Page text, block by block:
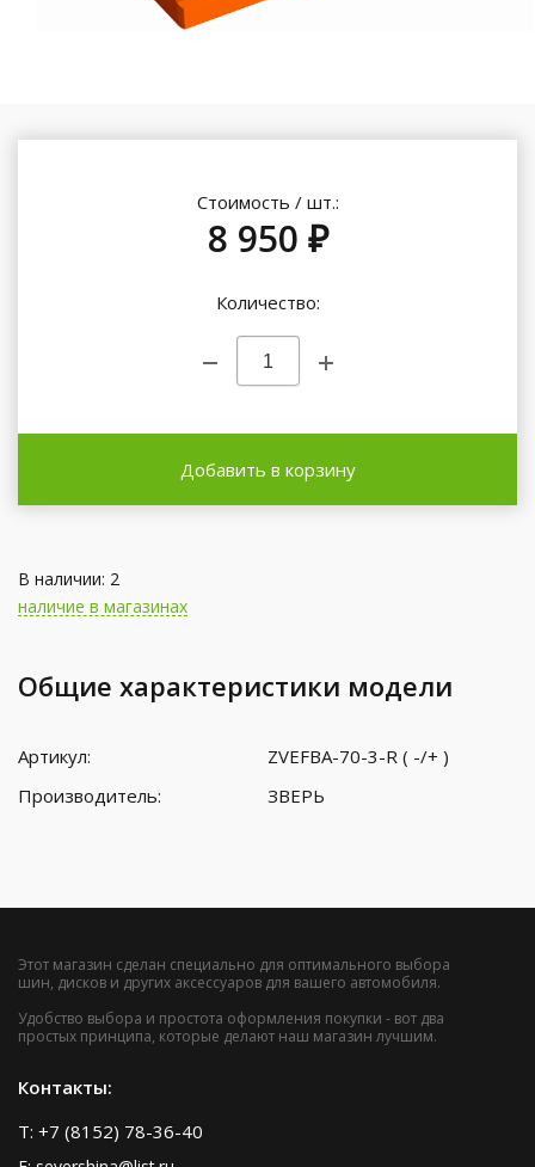
Стоимость / шт.:
8 950 ₽
Количество:
Добавить в корзину
В наличии: 2
наличие в магазинах
Общие характеристики модели
Артикул:
ZVEFBA-70-3-R ( -/+ )
Производитель:
ЗВЕРЬ
Этот магазин сделан специально для оптимального выбора
шин, дисков и других аксессуаров для вашего автомобиля.
Удобство выбора и простота оформления покупки - вот два
простых принципа, которые делают наш магазин лучшим.
Контакты:
T: +7 (8152) 78-36-40